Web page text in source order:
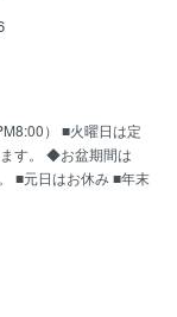
） ■火曜日は定
す。 ◆お盆期間は
■元日はお休み ■年末